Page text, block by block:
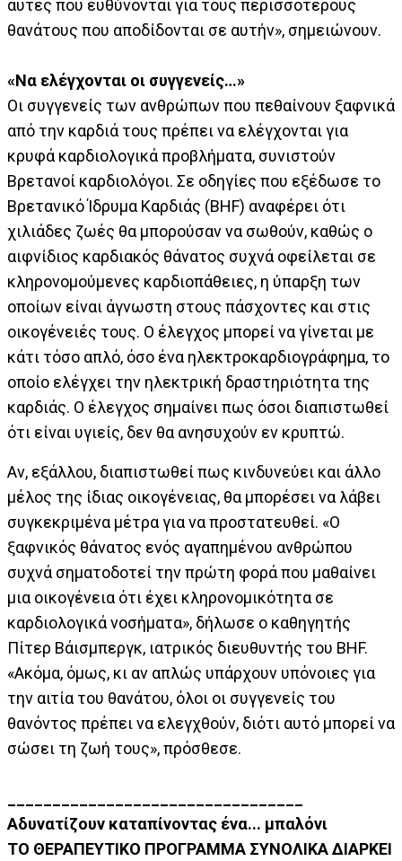
αυτές που ευθύνονται για τους περισσότερους
θανάτους που αποδίδονται σε αυτήν», σημειώνουν.
«Να ελέγχονται οι συγγενείς…»
Οι συγγενείς των ανθρώπων που πεθαίνουν ξαφνικά
από την καρδιά τους πρέπει να ελέγχονται για
κρυφά καρδιολογικά προβλήματα, συνιστούν
Βρετανοί καρδιολόγοι. Σε οδηγίες που εξέδωσε το
Βρετανικό Ίδρυμα Καρδιάς (BHF) αναφέρει ότι
χιλιάδες ζωές θα μπορούσαν να σωθούν, καθώς ο
αιφνίδιος καρδιακός θάνατος συχνά οφείλεται σε
κληρονομούμενες καρδιοπάθειες, η ύπαρξη των
οποίων είναι άγνωστη στους πάσχοντες και στις
οικογένειές τους. Ο έλεγχος μπορεί να γίνεται με
κάτι τόσο απλό, όσο ένα ηλεκτροκαρδιογράφημα, το
οποίο ελέγχει την ηλεκτρική δραστηριότητα της
καρδιάς. Ο έλεγχος σημαίνει πως όσοι διαπιστωθεί
ότι είναι υγιείς, δεν θα ανησυχούν εν κρυπτώ.
Αν, εξάλλου, διαπιστωθεί πως κινδυνεύει και άλλο
μέλος της ίδιας οικογένειας, θα μπορέσει να λάβει
συγκεκριμένα μέτρα για να προστατευθεί. «Ο
ξαφνικός θάνατος ενός αγαπημένου ανθρώπου
συχνά σηματοδοτεί την πρώτη φορά που μαθαίνει
μια οικογένεια ότι έχει κληρονομικότητα σε
καρδιολογικά νοσήματα», δήλωσε ο καθηγητής
Πίτερ Βάισμπεργκ, ιατρικός διευθυντής του BHF.
«Ακόμα, όμως, κι αν απλώς υπάρχουν υπόνοιες για
την αιτία του θανάτου, όλοι οι συγγενείς του
θανόντος πρέπει να ελεγχθούν, διότι αυτό μπορεί να
σώσει τη ζωή τους», πρόσθεσε.
Αδυνατίζουν καταπίνοντας ένα... μπαλόνι
ΤΟ ΘΕΡΑΠΕΥΤΙΚΟ ΠΡΟΓΡΑΜΜΑ ΣΥΝΟΛΙΚΑ ΔΙΑΡΚΕΙ